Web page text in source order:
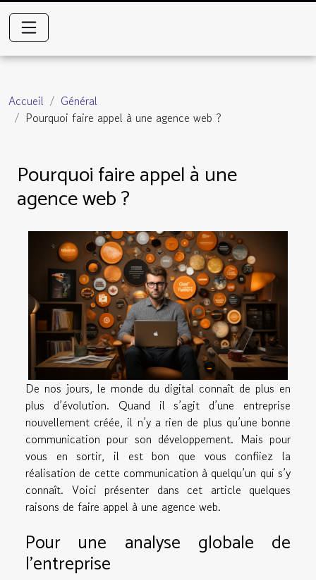
Accueil
Général
Pourquoi faire appel à une agence web ?
Pourquoi faire appel à une
agence web ?
De nos jours, le monde du digital connaît de plus en
plus d’évolution. Quand il s’agit d’une entreprise
nouvellement créée, il n’y a rien de plus qu’une bonne
communication pour son développement. Mais pour
vous en sortir, il est bon que vous confiiez la
réalisation de cette communication à quelqu’un qui s’y
connaît. Voici présenter dans cet article quelques
raisons de faire appel à une agence web.
Pour une analyse globale de
l’entreprise